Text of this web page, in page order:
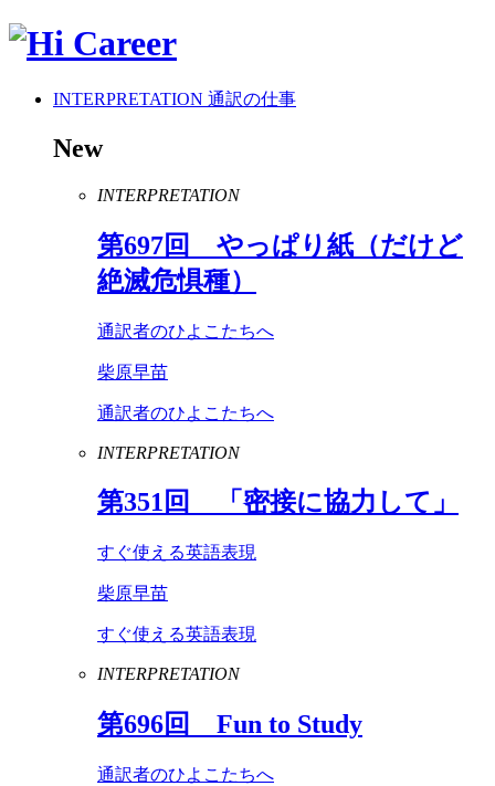
INTERPRETATION 通訳の仕事
New
INTERPRETATION
第697回 やっぱり紙（だけど
絶滅危惧種）
通訳者のひよこたちへ
柴原早苗
通訳者のひよこたちへ
INTERPRETATION
第351回 「密接に協力して」
すぐ使える英語表現
柴原早苗
すぐ使える英語表現
INTERPRETATION
第696回 Fun to Study
通訳者のひよこたちへ